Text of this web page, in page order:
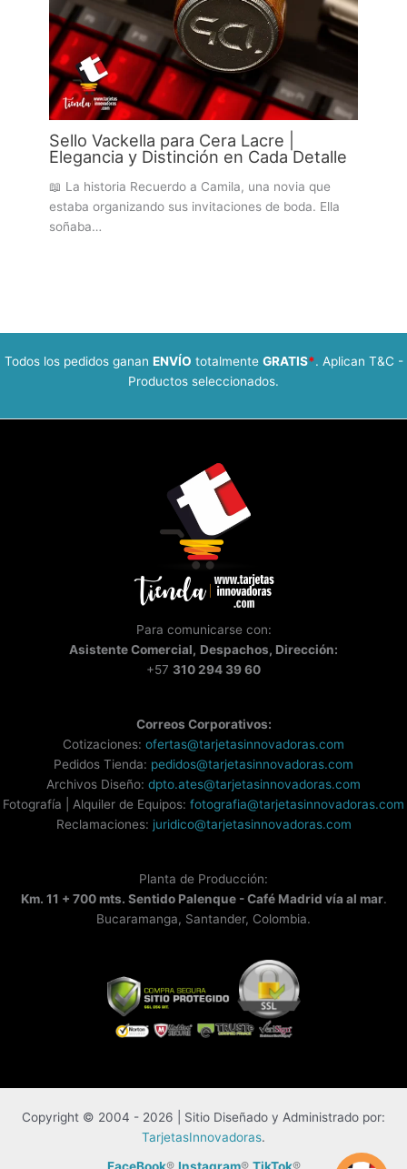
Sello Vackella para Cera Lacre |
Elegancia y Distinción en Cada Detalle
📖 La historia Recuerdo a Camila, una novia que
estaba organizando sus invitaciones de boda. Ella
soñaba…
Todos los pedidos ganan ENVÍO totalmente GRATIS*. Aplican T&C -
Productos seleccionados.
Para comunicarse con:
AsistenteComercial, Despachos, Dirección:
+57 310 294 39 60
Correos Corporativos:
Cotizaciones: ofertas@tarjetasinnovadoras.com
Pedidos Tienda: pedidos@tarjetasinnovadoras.com
Archivos Diseño: dpto.ates@tarjetasinnovadoras.com
Fotografía | Alquiler de Equipos: fotografia@tarjetasinnovadoras.com
Reclamaciones: juridico@tarjetasinnovadoras.com
Planta de Producción:
Km. 11 + 700 mts. Sentido Palenque - Café Madrid vía al mar.
Bucaramanga, Santander, Colombia.
Copyright © 2004 - 2026 | Sitio Diseñado y Administrado por:
TarjetasInnovadoras.